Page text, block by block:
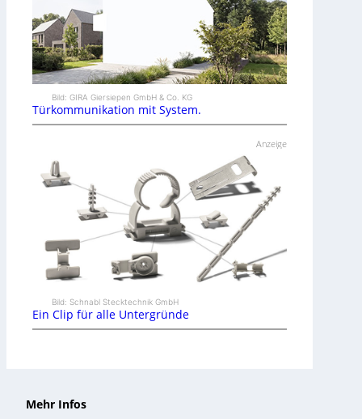
Bild: GIRA Giersiepen GmbH & Co. KG
Türkommunikation mit System.
Anzeige
Bild: Schnabl Stecktechnik GmbH
Ein Clip für alle Untergründe
Mehr Infos